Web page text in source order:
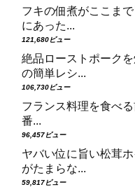
フキの佃煮がここま
にあった...
121,680ビュー
絶品ローストポーク
の簡単レシ...
106,730ビュー
フランス料理を食べ
番...
96,457ビュー
ヤバい位に旨い松茸
がたまらな...
59,817ビュー